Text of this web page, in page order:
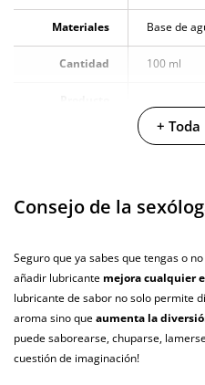
Materiales Base de
Cantidad 100 ml
Envío discreto Paquete
Producto
original
¿Cuándo lo
recibo?
El
+
Consejo de la
Seguro que ya sabes que tengas o
añadir lubricante mejora cualquier
lubricante de sabor no solo permite
aroma sino queaumenta la
puede saborearse, chuparse,
cuestión de imaginación!